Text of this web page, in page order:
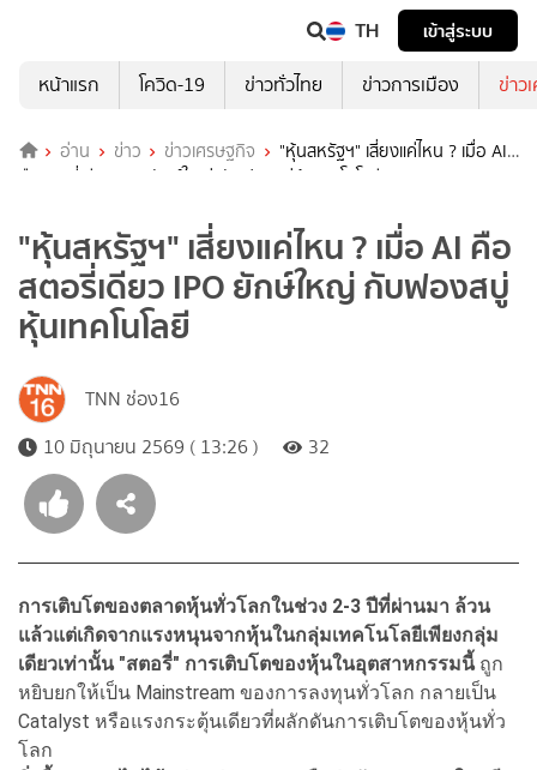
TH
เข้าสู่ระบบ
หน้าแรก
โควิด-19 ข่าวทั่วไทย ข่าวการเมือง ข่าว
อ่าน ข่าว ข่าวเศรษฐกิจ
"หุ้นสหรัฐฯ" เสี่ยงแค่ไหน ? เมื่อ AI
คือสตอรี่เดียว IPO ยักษ์ใหญ่ กับฟองสบู่หุ้นเทคโนโลยี
"หุ้นสหรัฐฯ" เสี่ยงแค่ไหน ? เมื่อ AI คือ
สตอรี่เดียว IPO ยักษ์ใหญ่ กับฟองสบู่
หุ้นเทคโนโลยี
TNN ช่อง16
10 มิถุนายน 2569 ( 13:26 )
32
การเติบโตของตลาดหุ้นทั่วโลกในช่วง 2-3 ปีที่ผ่านมา ล้วน
แล้วแต่เกิดจากแรงหนุนจากหุ้นในกลุ่มเทคโนโลยีเพียงกลุ่ม
เดียวเท่านั้น "สตอรี่" การเติบโตของหุ้นในอุตสาหกรรมนี้ถูก
หยิบยกให้เป็น Mainstream ของการลงทุนทั่วโลก กลายเป็น
Catalyst หรือแรงกระตุ้นเดียวที่ผลักดันการเติบโตของหุ้นทั่ว
โลก